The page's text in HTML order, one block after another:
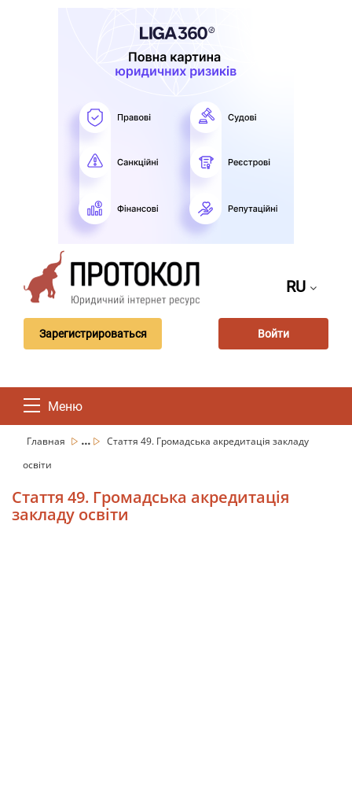
RU
Зарегистрироваться Войти
Меню
Главная ...
Стаття 49. Громадська акредитація закладу
освіти
Стаття 49. Громадська акредитація
закладу освіти